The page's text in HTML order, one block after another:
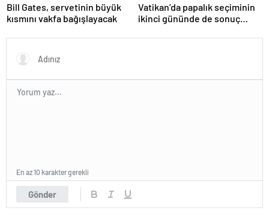
Bill Gates, servetinin büyük
kısmını vakfa bağışlayacak
Vatikan’da papalık seçiminin
ikinci gününde de sonuç
Gönder
En az 10 karakter gerekli